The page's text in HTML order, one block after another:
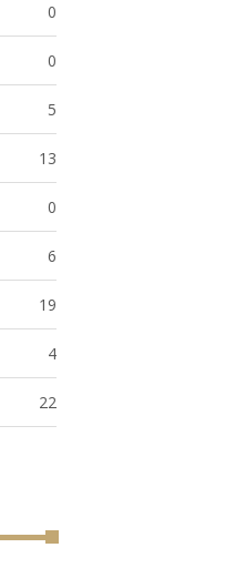
0
0
5
13
0
6
19
4
22